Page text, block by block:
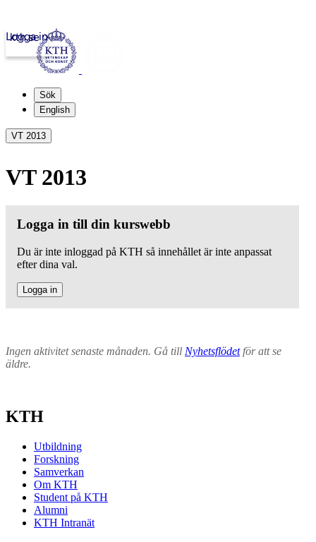
kth.se
Logga in
Sök
English
VT 2013
VT 2013
Logga in till din kurswebb
Du är inte inloggad på KTH så innehållet är inte anpassat
efter dina val.
Logga in
Ingen aktivitet senaste månaden. Gå till Nyhetsflödetför att se
äldre.
KTH
Utbildning
Forskning
Samverkan
Om KTH
Student på KTH
Alumni
KTH Intranät